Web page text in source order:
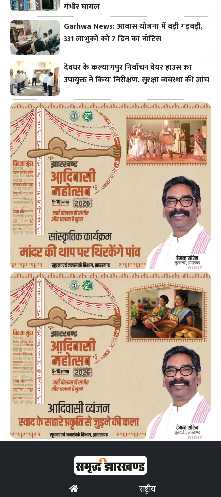
गंभीर घायल
Garhwa News: आवास योजना में बड़ी गड़बड़ी,
331 लाभुकों को 7 दिन का नोटिस
देवघर के कल्याणपुर निर्वाचन वेयर हाउस का
उपायुक्त ने किया निरीक्षण, सुरक्षा व्यवस्था की जांच
राष्ट्रीय